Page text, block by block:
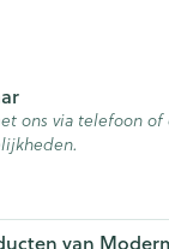
ons via telefoon
van